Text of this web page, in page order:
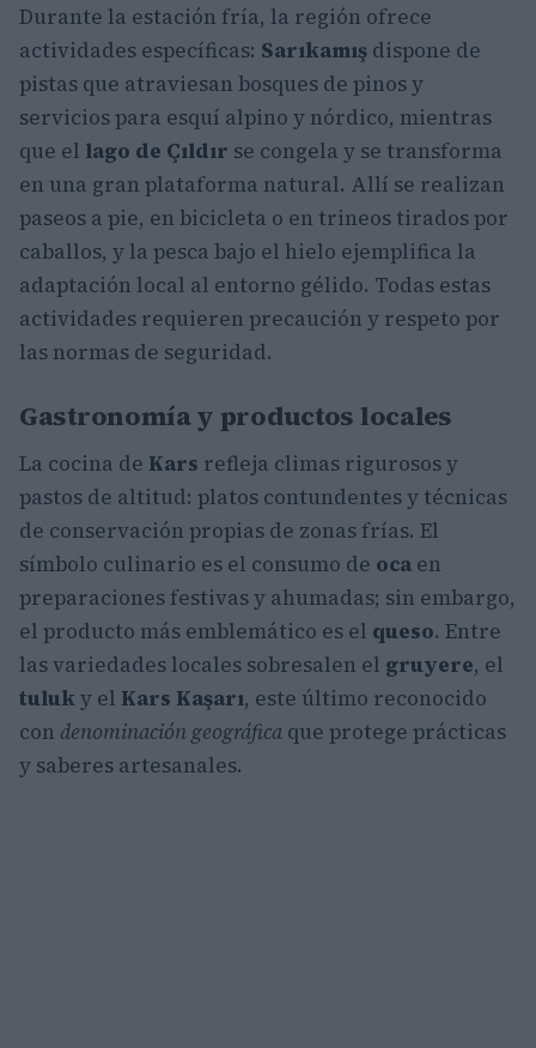
Durante la estación fría, la región ofrece
actividades específicas: Sarıkamış dispone de
pistas que atraviesan bosques de pinos y
servicios para esquí alpino y nórdico, mientras
que el lago de Çıldır se congela y se transforma
en una gran plataforma natural. Allí se realizan
paseos a pie, en bicicleta o en trineos tirados por
caballos, y la pesca bajo el hielo ejemplifica la
adaptación local al entorno gélido. Todas estas
actividades requieren precaución y respeto por
las normas de seguridad.
Gastronomía y productos locales
La cocina de Kars refleja climas rigurosos y
pastos de altitud: platos contundentes y técnicas
de conservación propias de zonas frías. El
símbolo culinario es el consumo de oca en
preparaciones festivas y ahumadas; sin embargo,
el producto más emblemático es el queso. Entre
las variedades locales sobresalen el gruyere, el
tuluk y el Kars Kaşarı, este último reconocido
con denominación geográfica que protege prácticas
y saberes artesanales.